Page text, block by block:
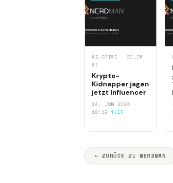
KI-CRIME · GOLEM
KI
Krypto-
Kidnapper jagen
jetzt Influencer
14. JUN 2026 ·
10:19 4/10
← ZURÜCK ZU NERDMAN